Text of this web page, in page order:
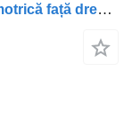
Suport pentru apărător de noroi axă motrică față dreapta 9605205111 para camião Mercedes-Benz A9605205111 A9605206030 9605205111 9605206030